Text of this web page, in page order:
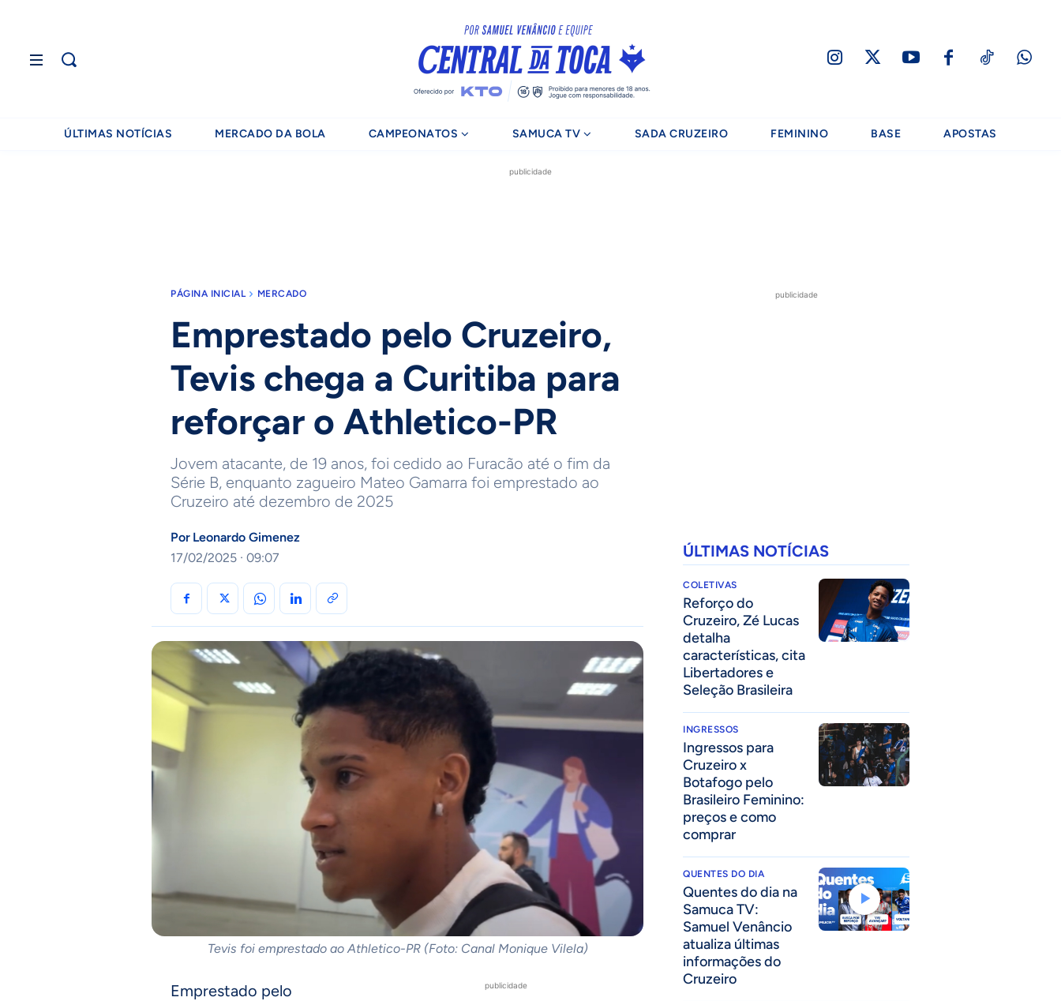
ÚLTIMAS NOTÍCIAS MERCADO DA BOLA CAMPEONATOS SAMUCA TV SADA CRUZEIRO FEMININO BASE APOSTAS
publicidade
PÁGINA INICIAL MERCADO
Emprestado pelo Cruzeiro,
Tevis chega a Curitiba para
reforçar o Athletico-PR
Jovem atacante, de 19 anos, foi cedido ao Furacão até o fim da
Série B, enquanto zagueiro Mateo Gamarra foi emprestado ao
Cruzeiro até dezembro de 2025
Por Leonardo Gimenez
17/02/2025 · 09:07
Tevis foi emprestado ao Athletico-PR (Foto: Canal Monique Vilela)
publicidade
Emprestado pelo
publicidade
ÚLTIMAS NOTÍCIAS
COLETIVAS
⁠Reforço do
Cruzeiro, Zé Lucas
detalha
características, cita
Libertadores e
Seleção Brasileira
INGRESSOS
Ingressos para
Cruzeiro x
Botafogo pelo
Brasileiro Feminino:
preços e como
comprar
QUENTES DO DIA
Quentes do dia na
Samuca TV:
Samuel Venâncio
atualiza últimas
informações do
Cruzeiro